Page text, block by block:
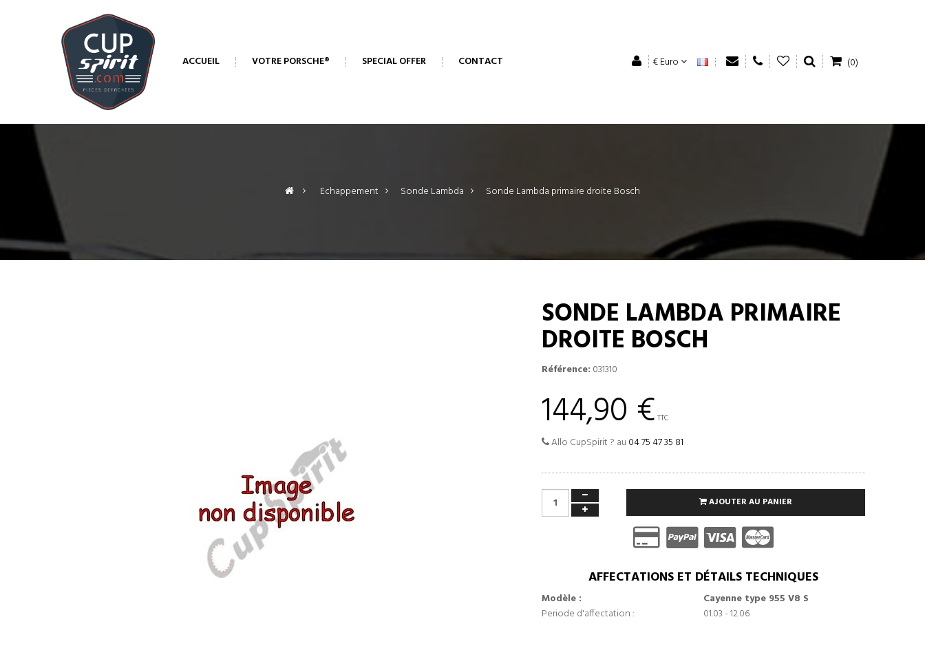
ACCUEIL VOTRE PORSCHE® SPECIAL OFFER CONTACT € Euro (0)
> Echappement > Sonde Lambda > Sonde Lambda primaire droite Bosch
SONDE LAMBDA PRIMAIRE
DROITE BOSCH
Référence: 031310
144,90 € TTC
Allo CupSpirit ? au 04 75 47 35 81
AJOUTER AU PANIER
AFFECTATIONS ET DÉTAILS TECHNIQUES
Modèle :
Cayenne type 955 V8 S
Periode d'affectation :
01.03 - 12.06